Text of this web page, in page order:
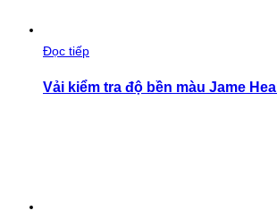
Đọc tiếp
Vải kiểm tra độ bền màu Jame Heal